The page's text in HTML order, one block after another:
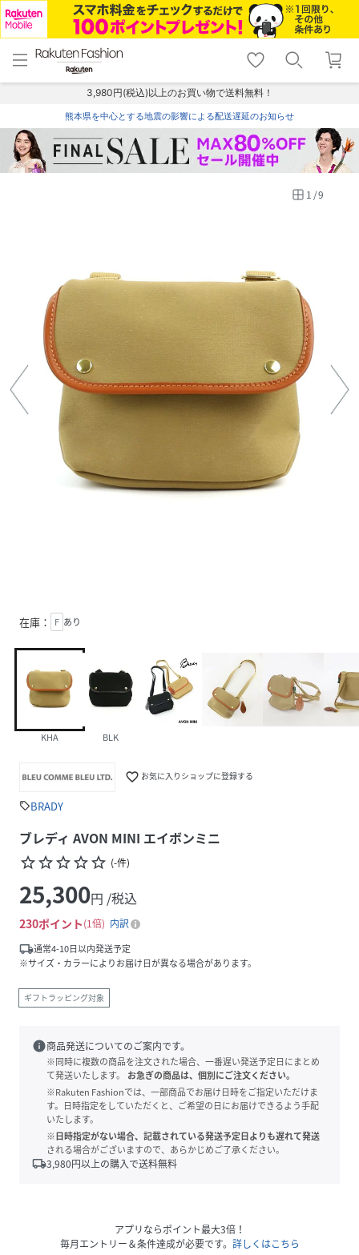
menu home
トップ
shopping_cart lock_outline
ログイン
3,980円(税込)以上のお買い物で送料無料！
熊本県を中心とする地震の影響による配送遅延のお知らせ
1 /9
在庫： F あり
KHA BLK
favorite_border お気に入りショップに登録する
sellBRADY
ブレディ AVON MINI エイボンミニ
star_borderstar_borderstar_borderstar_borderstar_border (-件)
25,300円 /税込
230ポイント 1倍
内訳
local_shipping通常4-10日以内発送予定
※サイズ・カラーによりお届け日が異なる場合があります。
ギフトラッピング対象
info商品発送についてのご案内です。
※同時に複数の商品を注文された場合、一番遅い発送予定日にまとめ
て発送いたします。
お急ぎの商品は、個別にご注文ください。
※Rakuten Fashionでは、一部商品でお届け日時をご指定いただけま
す。日時指定をしていただくと、ご希望の日にお届けできるよう手配
いたします。
※日時指定がない場合、記載されている発送予定日よりも遅れて発送
される場合がございますので、あらかじめご了承ください。
local_shipping3,980円以上の購入で送料無料
アプリならポイント最大3倍！
毎月エントリー＆条件達成が必要です。 詳しくはこちら